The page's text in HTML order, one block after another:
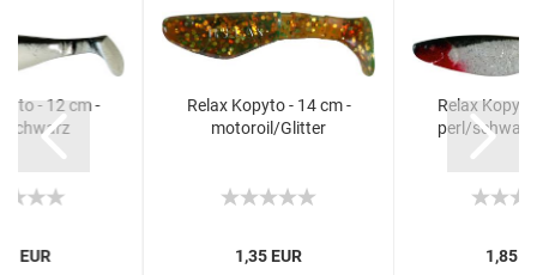
- 12 cm -
schwarz
EUR
Relax Kopyto - 14 cm -
motoroil/Glitter
1,35 EUR
Relax
perl/
1,85